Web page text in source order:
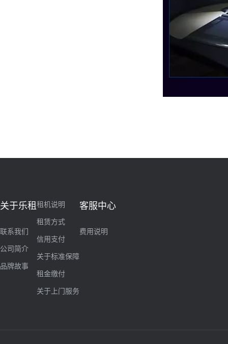
关于乐租
联系我们
公司简介
品牌故事
租机说明
租赁方式
信用支付
关于标准保障
租金缴付
关于上门服务
客服中心
费用说明